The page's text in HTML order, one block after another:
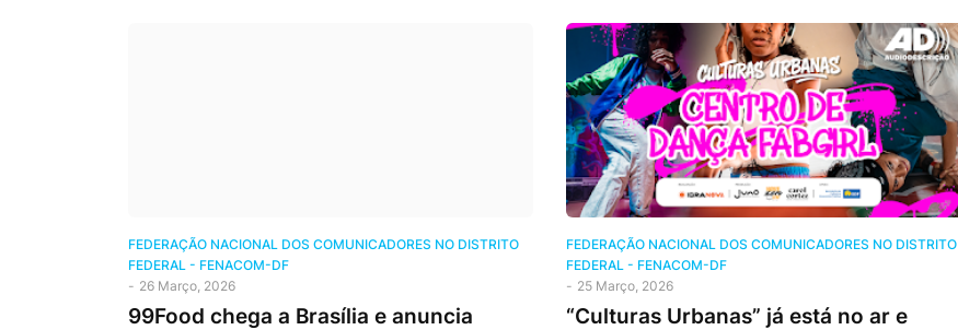
FEDERAÇÃO NACIONAL DOS COMUNICADORES NO DISTRITO
FEDERAL - FENACOM-DF
- 26 Março, 2026
99Food chega a Brasília e anuncia
FEDERAÇÃO NACIONAL DOS COMUNICADORES NO DISTRITO
FEDERAL - FENACOM-DF
- 25 Março, 2026
“Culturas Urbanas” já está no ar e